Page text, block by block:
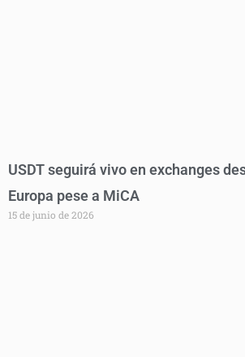
USDT seguirá vivo en exchanges
Europa pese a MiCA
15 de junio de 2026